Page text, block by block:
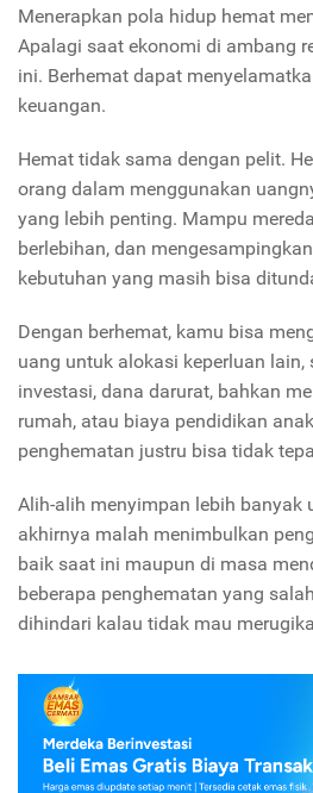
Menerapkan pola hidup hemat
Apalagi saat ekonomi di ambang
ini. Berhemat dapat
keuangan.
Hemat tidak sama dengan pelit.
orang dalam menggunakan
yang lebih penting. Mampu
berlebihan, dan
kebutuhan yang masih bisa
Dengan berhemat, kamu bisa
uang untuk alokasi keperluan lain,
investasi, dana darurat, bahkan
rumah, atau biaya pendidikan
penghematan justru bisa tidak
Alih-alih menyimpan lebih banyak
akhirnya malah menimbulkan
baik saat ini maupun di masa
beberapa penghematan yang
dihindari kalau tidak mau